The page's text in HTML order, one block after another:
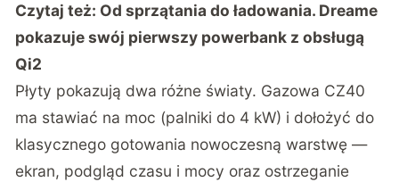
Czytaj też: Od sprzątania do ładowania. Dreame
pokazuje swój pierwszy powerbank z obsługą
Qi2
Płyty pokazują dwa różne światy. Gazowa CZ40
ma stawiać na moc (palniki do 4 kW) i dołożyć do
klasycznego gotowania nowoczesną warstwę —
ekran, podgląd czasu i mocy oraz ostrzeganie